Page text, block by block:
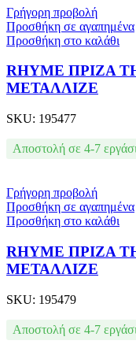
Γρήγορη προβολή
Προσθήκη σε αγαπημένα
Προσθήκη στο καλάθι
RHYME ΠΡΙΖΑ
ΜΕΤΑΛΛΙΖΕ
SKU: 195477
Αποστολή σε 4-7
Γρήγορη προβολή
Προσθήκη σε αγαπημένα
Προσθήκη στο καλάθι
RHYME ΠΡΙΖΑ
ΜΕΤΑΛΛΙΖΕ
SKU: 195479
Αποστολή σε 4-7